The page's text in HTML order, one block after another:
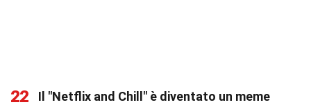
22
Il "Netflix and Chill" è diventato un meme